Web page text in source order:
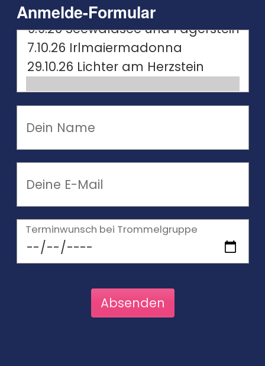
Anmelde-Formular
Terminwunsch bei Trommelgruppe